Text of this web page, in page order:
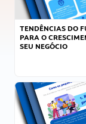
TENDÊNCIAS DO
PARA O
SEU NEGÓCIO